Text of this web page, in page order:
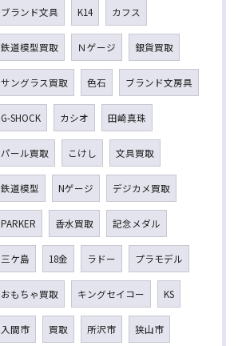
ブランド文具 K14 カフス
鉄道模型買取 Ｎゲージ 銀貨買取
サングラス買取 色石 ブランド文房具
G-SHOCK カシオ 田崎真珠
パール買取 こけし 文具買取
鉄道模型 Nゲージ デジカメ買取
PARKER 香水買取 記念メダル
三ケ島 18金 ラドー プラモデル
おもちゃ買取 キングセイコー KS
入間市 買取 所沢市 狭山市